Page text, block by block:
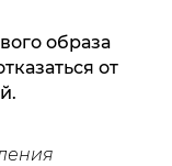
образа
от